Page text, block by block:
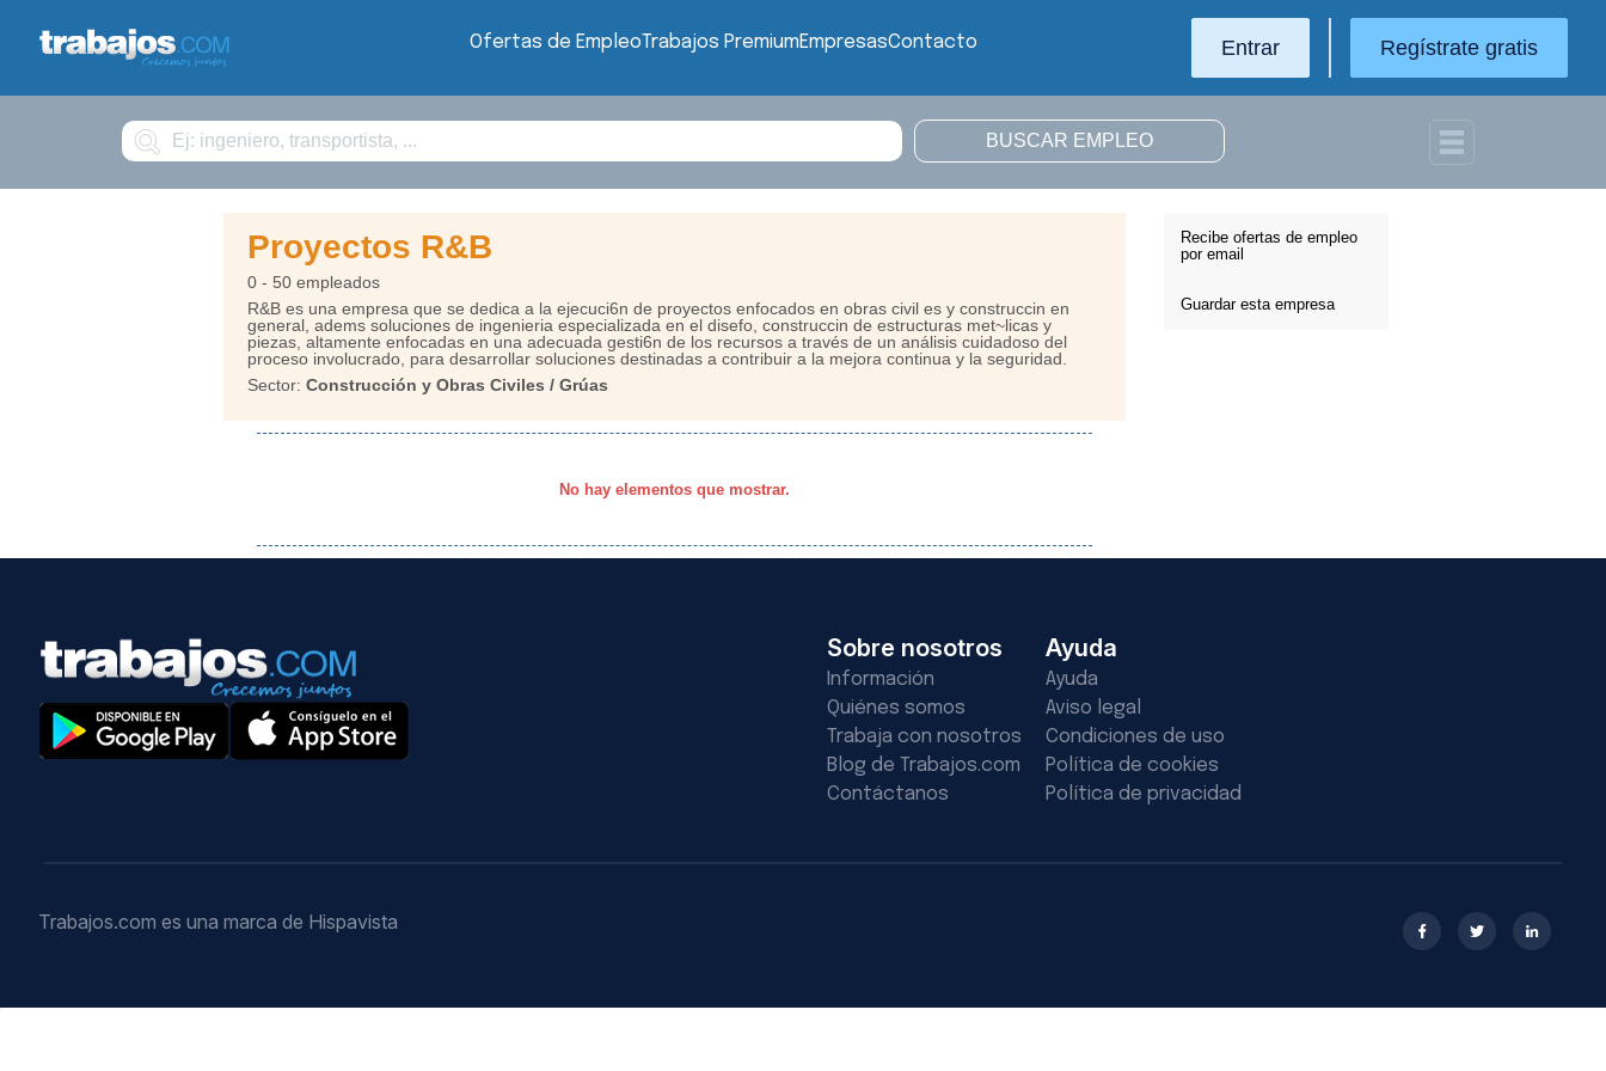
Ofertas de EmpleoTrabajos PremiumEmpresasContacto Entrar Regístrate gratis
Buscar
Recibe ofertas de empleo
por email
Guardar esta empresa
Proyectos R&B
0 - 50 empleados
R&B es una empresa que se dedica a la ejecuci6n de proyectos enfocados en obras civil es y construccin en
general, adems soluciones de ingenieria especializada en el disefo, construccin de estructuras met~licas y
piezas, altamente enfocadas en una adecuada gesti6n de los recursos a través de un análisis cuidadoso del
proceso involucrado, para desarrollar soluciones destinadas a contribuir a la mejora continua y la seguridad.
Sector: Construcción y Obras Civiles / Grúas
No hay elementos que mostrar.
Sobre nosotros
Información
Quiénes somos
Trabaja con nosotros
Blog de Trabajos.com
Contáctanos
Ayuda
Ayuda
Aviso legal
Condiciones de uso
Política de cookies
Política de privacidad
Trabajos.com es una marca de Hispavista